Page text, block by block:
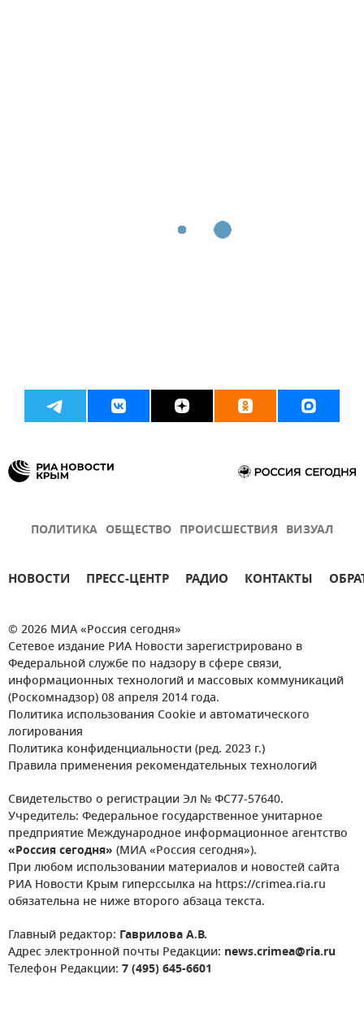
ПОЛИТИКА ОБЩЕСТВО ПРОИСШЕСТВИЯ ВИЗУАЛ
НОВОСТИ ПРЕСС-ЦЕНТР РАДИО КОНТАКТЫ
© 2026 МИА «Россия сегодня»
Сетевое издание РИА Новости зарегистрировано в
Федеральной службе по надзору в сфере связи,
информационных технологий и массовых коммуникаций
(Роскомнадзор) 08 апреля 2014 года.
Политика использования Cookie и автоматического
логирования
Политика конфиденциальности (ред. 2023 г.)
Правила применения рекомендательных технологий
Свидетельство о регистрации Эл № ФС77-57640.
Учредитель: Федеральное государственное унитарное
предприятие Международное информационное агентство
«Россия сегодня» (МИА «Россия сегодня»).
При любом использовании материалов и новостей сайта
РИА Новости Крым гиперссылка на https://crimea.ria.ru
обязательна не ниже второго абзаца текста.
Главный редактор: Гаврилова А.В.
Адрес электронной почты Редакции: news.crimea@ria.ru
Телефон Редакции: 7 (495) 645-6601